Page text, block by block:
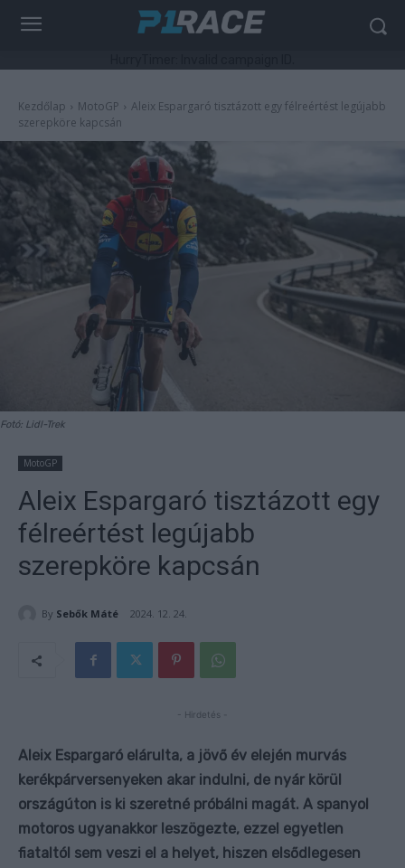
Kezdőlap MotoGP
Aleix Espargaró tisztázott egy félreértést legújabb
szerepköre kapcsán
Fotó: Lidl-Trek
MotoGP
Aleix Espargaró tisztázott egy
félreértést legújabb
szerepköre kapcsán
By Sebők Máté 2024. 12. 24.
- Hirdetés -
Aleix Espargaró elárulta, a jövő év elején murvás
kerékpárversenyeken akar indulni, de nyár körül
országúton is ki szeretné próbálni magát. A spanyol
motoros ugyanakkor leszögezte, ezzel egyetlen
fiataltól sem veszi el a helyet, hiszen elsődlegesen